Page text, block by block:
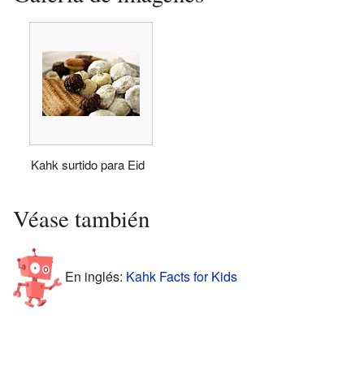
Kahk surtido para Eid
Véase también
En inglés: Kahk Facts for Kids